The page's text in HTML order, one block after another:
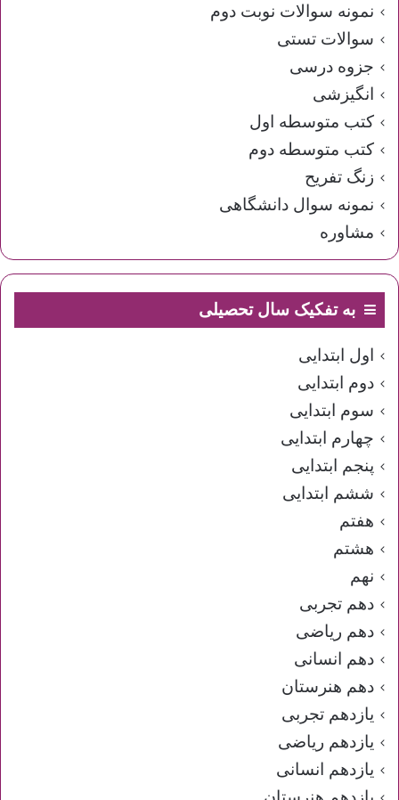
نمونه سوالات نوبت دوم
سوالات تستی
جزوه درسی
انگیزشی
کتب متوسطه اول
کتب متوسطه دوم
زنگ تفریح
نمونه سوال دانشگاهی
مشاوره
به تفکیک سال تحصیلی
اول ابتدایی
دوم ابتدایی
سوم ابتدایی
چهارم ابتدایی
پنجم ابتدایی
ششم ابتدایی
هفتم
هشتم
نهم
دهم تجربی
دهم ریاضی
دهم انسانی
دهم هنرستان
یازدهم تجربی
یازدهم ریاضی
یازدهم انسانی